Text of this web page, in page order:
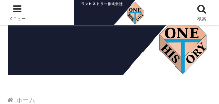
ホーム
メニュー 検索